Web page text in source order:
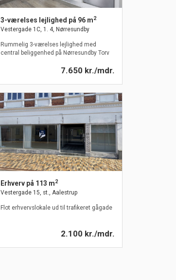
3-værelses lejlighed på 96 m2
Vestergade 1C, 1. 4, Nørresundby
Rummelig 3-værelses lejlighed med
central beliggenhed på Nørresundby Torv
7.650 kr./mdr.
Erhverv på 113 m2
Vestergade 15, st., Aalestrup
Flot erhvervslokale ud til trafikeret gågade
2.100 kr./mdr.